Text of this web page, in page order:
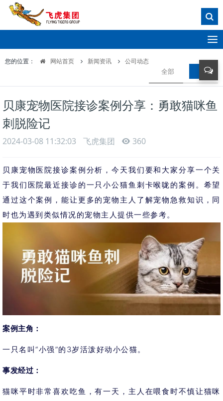
T
o
g
g
l
n
t
i
o
n
您的位置： 网站首页 新闻资讯 公司动态
全部 公司动
贝康宠物医院接诊案例分享：勇敢猫咪鱼
刺脱险记
2024-03-08 11:32:03 飞虎集团 360
贝康宠物医院接诊案例分析，今天我们要和大家分享一个关
于我们医院最近接诊的一只小公猫鱼刺卡喉咙的案例。希望
通过这个案例，能让更多的宠物主人了解宠物急救知识，同
时也为遇到类似情况的宠物主人提供一些参考。
案例主角：
一只名叫“小强”的3岁活泼好动小公猫。
事发经过：
猫咪平时非常喜欢吃鱼，有一天，主人在喂食时不慎让猫咪